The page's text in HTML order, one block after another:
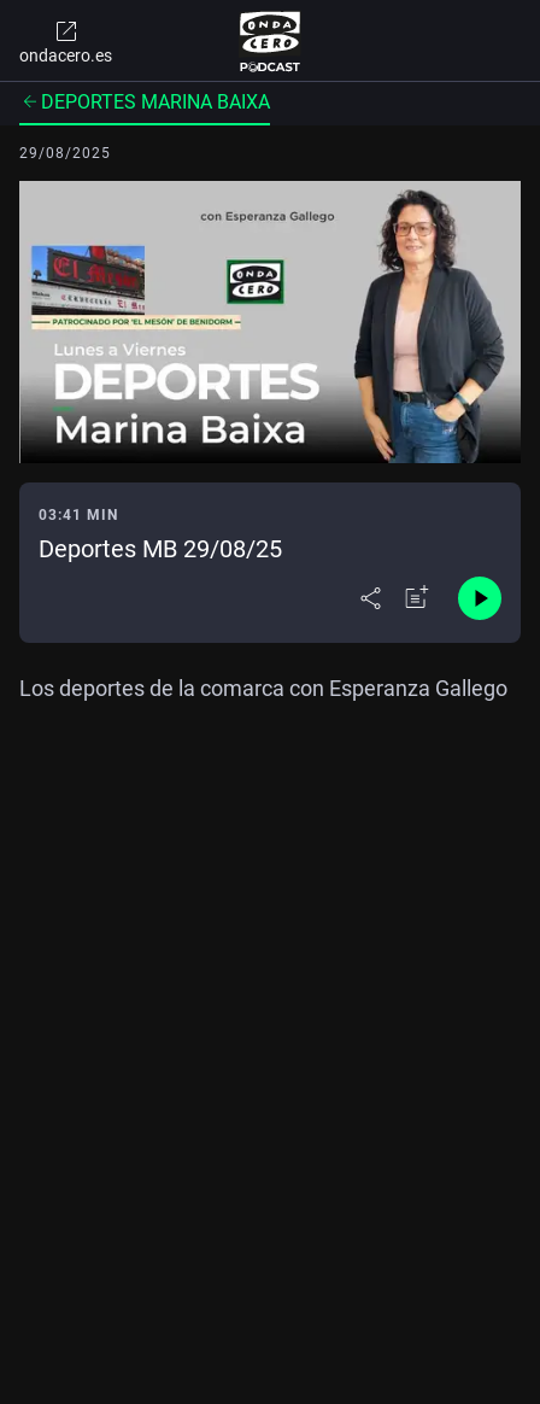
ondacero.es
DEPORTES MARINA BAIXA
29/08/2025
03:41 MIN
Deportes MB 29/08/25
Los deportes de la comarca con Esperanza Gallego